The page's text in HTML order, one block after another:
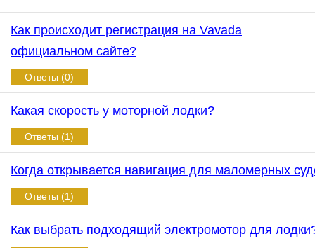
Как происходит регистрация на Vavada
официальном сайте?
Ответы (0)
Какая скорость у моторной лодки?
Ответы (1)
Когда открывается навигация для маломерных
Ответы (1)
Как выбрать подходящий электромотор для